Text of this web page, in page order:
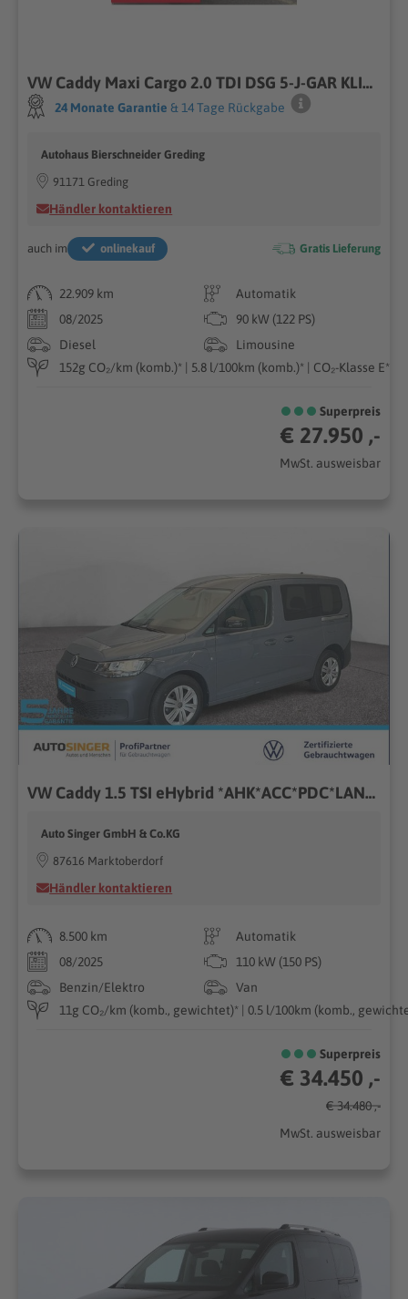
VW Caddy Maxi Cargo 2.0 TDI DSG 5-J-GAR KLIMA KAMERA
24 Monate Garantie & 14 Tage Rückgabe
Autohaus Bierschneider Greding
91171 Greding
Händler kontaktieren
auch im onlinekauf Gratis Lieferung
22.909 km
Automatik
08/2025
90 kW (122 PS)
Diesel
Limousine
152g CO₂/km (komb.)* | 5.8 l/100km (komb.)* | CO₂-Klasse E*
Superpreis
€ 27.950 ,-
MwSt. ausweisbar
VW Caddy 1.5 TSI eHybrid *AHK*ACC*PDC*LANE*SHZ*DAB*
Auto Singer GmbH & Co.KG
87616 Marktoberdorf
Händler kontaktieren
8.500 km
Automatik
08/2025
110 kW (150 PS)
Benzin/Elektro
Van
11g CO₂/km (komb., gewichtet)* | 0.5 l/100km (komb.,
Superpreis
€ 34.450 ,-
€ 34.480 ,-
MwSt. ausweisbar